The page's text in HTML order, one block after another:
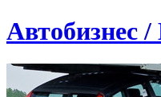
Автобизнес